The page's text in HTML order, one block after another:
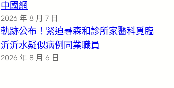
中國網
2026 年 8 月 7 日
軌跡公布！緊迫尋森和診所家醫科覓臨
沂沂水疑似病例同業職員
2026 年 8 月 6 日